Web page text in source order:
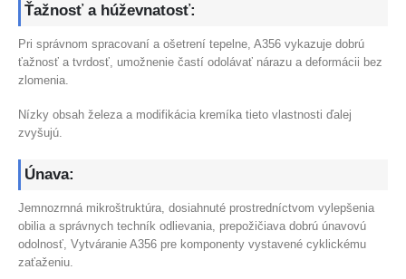
Ťažnosť a húževnatosť:
Pri správnom spracovaní a ošetrení tepelne, A356 vykazuje dobrú
ťažnosť a tvrdosť, umožnenie častí odolávať nárazu a deformácii bez
zlomenia.
Nízky obsah železa a modifikácia kremíka tieto vlastnosti ďalej
zvyšujú.
Únava:
Jemnozrnná mikroštruktúra, dosiahnuté prostredníctvom vylepšenia
obilia a správnych techník odlievania, prepožičiava dobrú únavovú
odolnosť, Vytváranie A356 pre komponenty vystavené cyklickému
zaťaženiu.